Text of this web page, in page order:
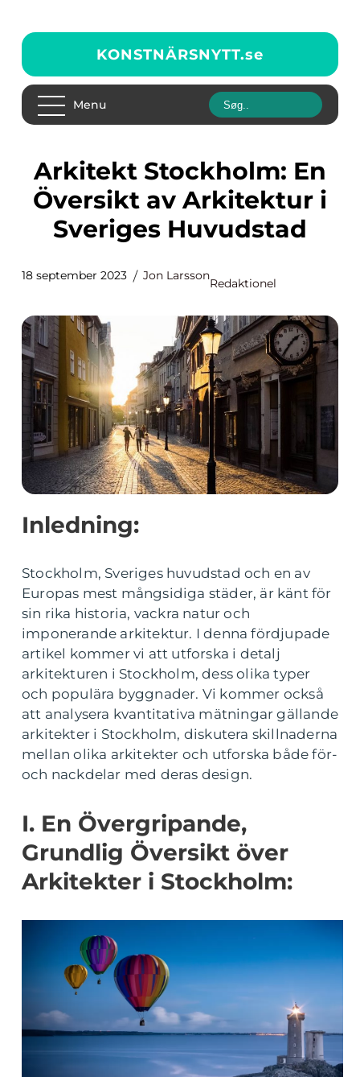
KONSTNÄRSNYTT.se
Menu
Arkitekt Stockholm: En
Översikt av Arkitektur i
Sveriges Huvudstad
18 september 2023 Jon Larsson
Redaktionel
Inledning:
Stockholm, Sveriges huvudstad och en av
Europas mest mångsidiga städer, är känt för
sin rika historia, vackra natur och
imponerande arkitektur. I denna fördjupade
artikel kommer vi att utforska i detalj
arkitekturen i Stockholm, dess olika typer
och populära byggnader. Vi kommer också
att analysera kvantitativa mätningar gällande
arkitekter i Stockholm, diskutera skillnaderna
mellan olika arkitekter och utforska både för-
och nackdelar med deras design.
I. En Övergripande,
Grundlig Översikt över
Arkitekter i Stockholm: